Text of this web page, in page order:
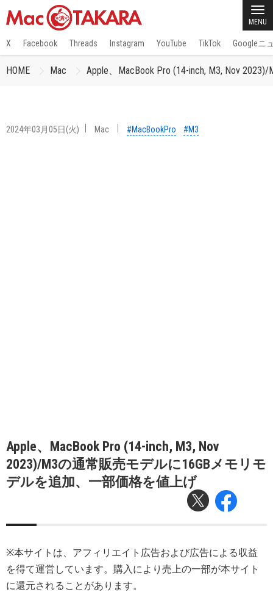
MENU
X Facebook Threads Instagram YouTube TikTok Googleニ
HOME Mac Apple、MacBook Pro (14-inch, M3, Nov
2024年03月05日(火) Mac #MacBookPro #M3
Apple、MacBook Pro (14-inch, M3, Nov
2023)/M3の通常販売モデルに16GBメモリモ
デルを追加、一部価格を値上げ
※本サイトは、アフィリエイト広告および広告による収益
を得て運営しています。購入により売上の一部が本サイト
に還元されることがあります。